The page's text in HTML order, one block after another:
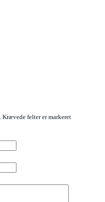
Krævede felter er markeret